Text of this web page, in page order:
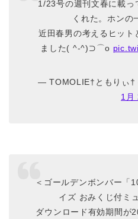
1/23号の週刊文春に載っ
くれた。ホンの
近田春男の考えるヒット
ました( ^-^)⊃⌒ο
— TOMOLIE†ともりぃ†
1月
＜ゴールデンボンバー「
イズ おみくじ付ミ
ダウンロード有効期間が